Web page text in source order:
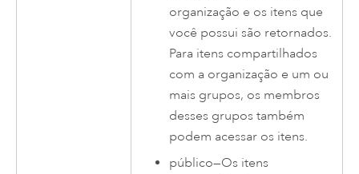
organização e os itens que
você possui são retornados.
Para itens compartilhados
com a organização e um ou
mais grupos, os membros
desses grupos também
podem acessar os itens.
público—Os itens